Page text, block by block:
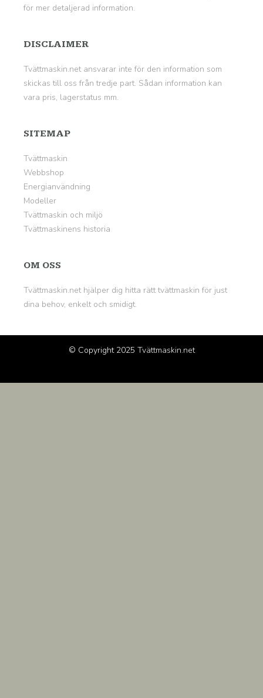
för mer detaljerad information.
DISCLAIMER
Tvättmaskin.net ansvarar inte för den information som
skickas till oss från tredje part. Sådan information kan
vara pris, lagerstatus mm.
SITEMAP
Tvättmaskin
Webbshop
Energianvändning
Modeller
Tvättmaskin och miljö
Tvättmaskinens historia
OM OSS
Tvättmaskin.net hjälper dig hitta rätt tvättmaskin för just
dina behov, enkelt och smidigt.
© Copyright 2025 Tvättmaskin.net